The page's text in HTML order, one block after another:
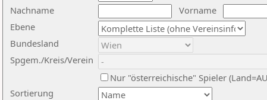
Nachname
Vorname
Ebene
Sortierung
Bundesland
Spgem./Kreis/Verein
Nur "österreichische" Spieler